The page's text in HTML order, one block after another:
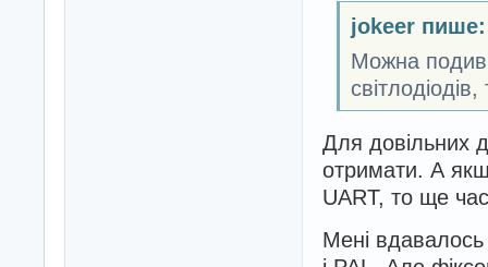
jokeer пише:
Можна
Для довільних
отримати. А
UART, то ще
Мені вдавалось